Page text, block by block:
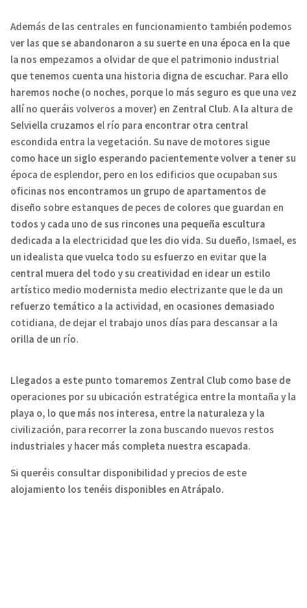
Además de las centrales en funcionamiento también podemos
ver las que se abandonaron a su suerte en una época en la que
la nos empezamos a olvidar de que el patrimonio industrial
que tenemos cuenta una historia digna de escuchar. Para ello
haremos noche (o noches, porque lo más seguro es que una vez
allí no queráis volveros a mover) en Zentral Club. A la altura de
Selviella cruzamos el río para encontrar otra central
escondida entra la vegetación. Su nave de motores sigue
como hace un siglo esperando pacientemente volver a tener su
época de esplendor, pero en los edificios que ocupaban sus
oficinas nos encontramos un grupo de apartamentos de
diseño sobre estanques de peces de colores que guardan en
todos y cada uno de sus rincones una pequeña escultura
dedicada a la electricidad que les dio vida. Su dueño, Ismael, es
un idealista que vuelca todo su esfuerzo en evitar que la
central muera del todo y su creatividad en idear un estilo
artístico medio modernista medio electrizante que le da un
refuerzo temático a la actividad, en ocasiones demasiado
cotidiana, de dejar el trabajo unos días para descansar a la
orilla de un río.
Llegados a este punto tomaremos Zentral Club como base de
operaciones por su ubicación estratégica entre la montaña y la
playa o, lo que más nos interesa, entre la naturaleza y la
civilización, para recorrer la zona buscando nuevos restos
industriales y hacer más completa nuestra escapada.
Si queréis consultar disponibilidad y precios de este
alojamiento los tenéis disponibles en Atrápalo.